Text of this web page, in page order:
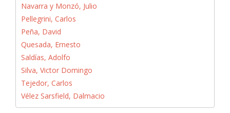
Navarra y Monzó, Julio
Pellegrini, Carlos
Peña, David
Quesada, Ernesto
Saldías, Adolfo
Silva, Victor Domingo
Tejedor, Carlos
Vélez Sarsfield, Dalmacio